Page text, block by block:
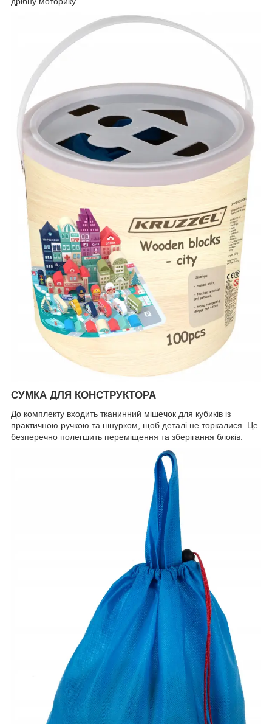
СУМКА ДЛЯ КОНСТРУКТОРА
До комплекту входить тканинний мішечок для кубиків із
практичною ручкою та шнурком, щоб деталі не торкалися. Це
безперечно полегшить переміщення та зберігання блоків.